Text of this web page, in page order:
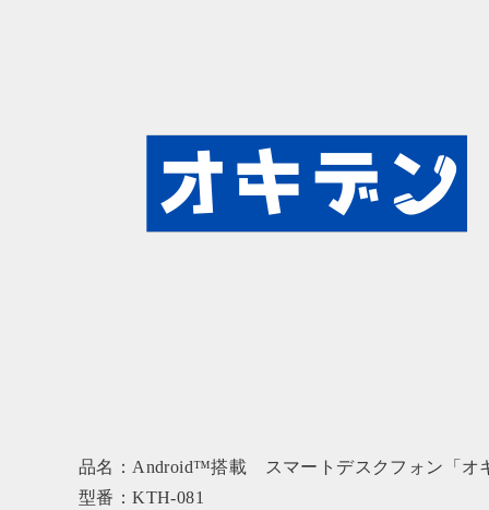
品名：Android™搭載 スマートデスクフォン「オ
型番：KTH-081